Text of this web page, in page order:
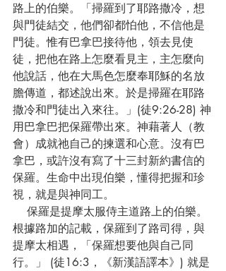
路上的伯樂。「掃羅到了耶路撒冷，想
與門徒結交，他們卻都怕他，不信他是
門徒。惟有巴拿巴接待他，領去見使
徒，把他在路上怎麼看見主，主怎麼向
他說話，他在大馬色怎麼奉耶穌的名放
膽傳道，都述說出來。於是掃羅在耶路
撒冷和門徒出入來往。」(徒9:26-28) 神
用巴拿巴把保羅帶出來。神藉著人（教
會）成就祂自己的揀選和心意。沒有巴
拿巴，或許沒有寫了十三封新約書信的
保羅。生命中出現伯樂，懂得把握和珍
視，就是與神同工。
根據路加的記載，保羅到了路司得，與
提摩太相遇，「保羅想要他與自己同
行。」 (徒16:3，《新漢語譯本》) 就是